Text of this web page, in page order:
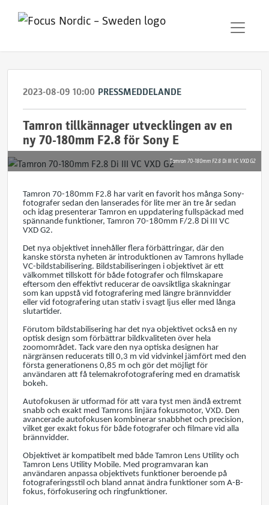
2023-08-09 10:00 PRESSMEDDELANDE
Tamron tillkännager utvecklingen av en
ny 70-180mm F2.8 för Sony E
Tamron 70-180mm F2.8 Di III VC VXD G2
Tamron 70-180mm F2.8 har varit en favorit hos många Sony-
fotografer sedan den lanserades för lite mer än tre år sedan
och idag presenterar Tamron en uppdatering fullspäckad med
spännande funktioner, Tamron 70-180mm F/2.8 Di III VC
VXD G2.
Det nya objektivet innehåller flera förbättringar, där den
kanske största nyheten är introduktionen av Tamrons hyllade
VC-bildstabilisering. Bildstabiliseringen i objektivet är ett
välkommet tillskott för både fotografer och filmskapare
eftersom den effektivt reducerar de oavsiktliga skakningar
som kan uppstå vid fotografering med längre brännvidder
eller vid fotografering utan stativ i svagt ljus eller med långa
slutartider.
Förutom bildstabilisering har det nya objektivet också en ny
optisk design som förbättrar bildkvaliteten över hela
zoomområdet. Tack vare den nya optiska designen har
närgränsen reducerats till 0,3 m vid vidvinkel jämfört med den
första generationens 0,85 m och gör det möjligt för
användaren att få telemakrofotografering med en dramatisk
bokeh.
Autofokusen är utformad för att vara tyst men ändå extremt
snabb och exakt med Tamrons linjära fokusmotor, VXD. Den
avancerade autofokusen kombinerar snabbhet och precision,
vilket ger exakt fokus för både fotografer och filmare vid alla
brännvidder.
Objektivet är kompatibelt med både Tamron Lens Utility och
Tamron Lens Utility Mobile. Med programvaran kan
användaren anpassa objektivets funktioner beroende på
fotograferingsstil och bland annat ändra funktioner som A-B-
fokus, förfokusering och ringfunktioner.